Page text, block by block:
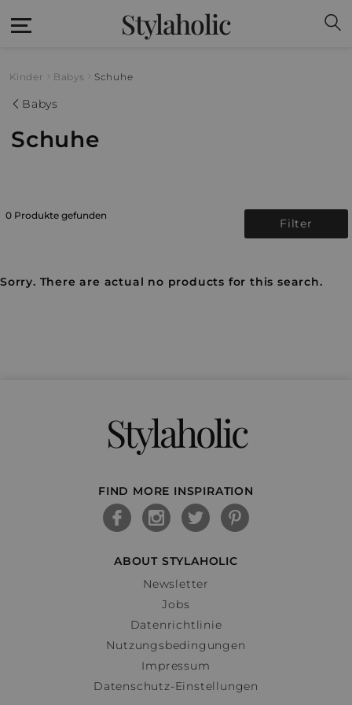
Stylaholic
Kinder Babys Schuhe
Babys
Schuhe
0 Produkte gefunden
Filter
Sorry. There are actual no products for this search.
Stylaholic
FIND MORE INSPIRATION
ABOUT STYLAHOLIC
Newsletter
Jobs
Datenrichtlinie
Nutzungsbedingungen
Impressum
Datenschutz-Einstellungen